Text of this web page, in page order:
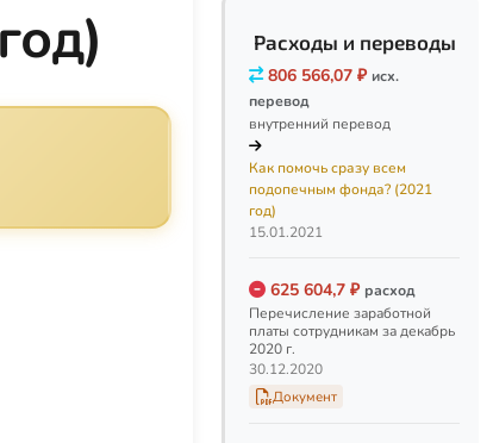
Перечисление заработной
платы сотрудникам за
октябрь 2020 г.
06.11.2020
Пособие при рождении
ребенка Игорю Волкову
Перечислено
Игорю Волкову
02.11.2020
Аванс за октябрь 2020 г.
Перечислен аванс по
Расходы и переводы
806 566,07 ₽ исх.
перевод
внутренний перевод
Как помочь сразу всем
подопечным фонда? (2021
год)
15.01.2021
625 604,7 ₽ расход
Перечисление заработной
платы сотрудникам за декабрь
2020 г.
30.12.2020
Документ